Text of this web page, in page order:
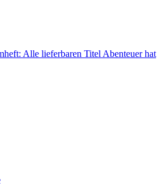
Alle lieferbaren Titel Abenteuer hat